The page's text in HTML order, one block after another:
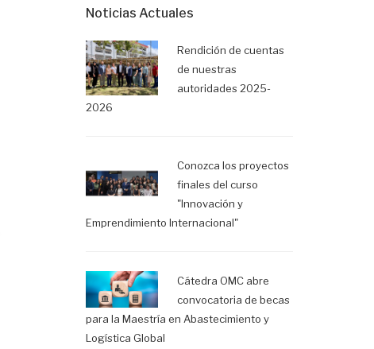
Noticias Actuales
Rendición de cuentas
de nuestras
autoridades 2025-
2026
Conozca los proyectos
finales del curso
"Innovación y
Emprendimiento Internacional"
Cátedra OMC abre
convocatoria de becas
para la Maestría en Abastecimiento y
Logística Global